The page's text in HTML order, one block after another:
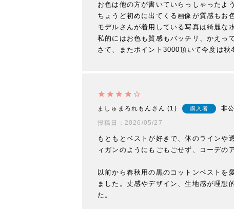
お色は他の方が書いていらっしゃったよ
ちょうど初めに出てくる画像が質感もお
モデルさんが着用している写真は綺麗な
私的にはお色も質感もバッチリ、かえっ
ましゅまろれもん 1 購入者
非
投稿日
2026/05/27
もともとベストが好きで、体のラインや
ィガンのようにもごもごせず、コーデの
以前から春秋用の黒のコットンベストを
ました。丈感やデザイン、生地感が理想
た。